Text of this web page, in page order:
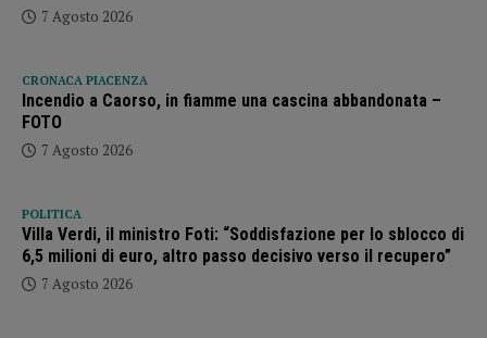
7 Agosto 2026
CRONACA PIACENZA
Incendio a Caorso, in fiamme una cascina abbandonata –
FOTO
7 Agosto 2026
POLITICA
Villa Verdi, il ministro Foti: “Soddisfazione per lo sblocco di
6,5 milioni di euro, altro passo decisivo verso il recupero”
7 Agosto 2026